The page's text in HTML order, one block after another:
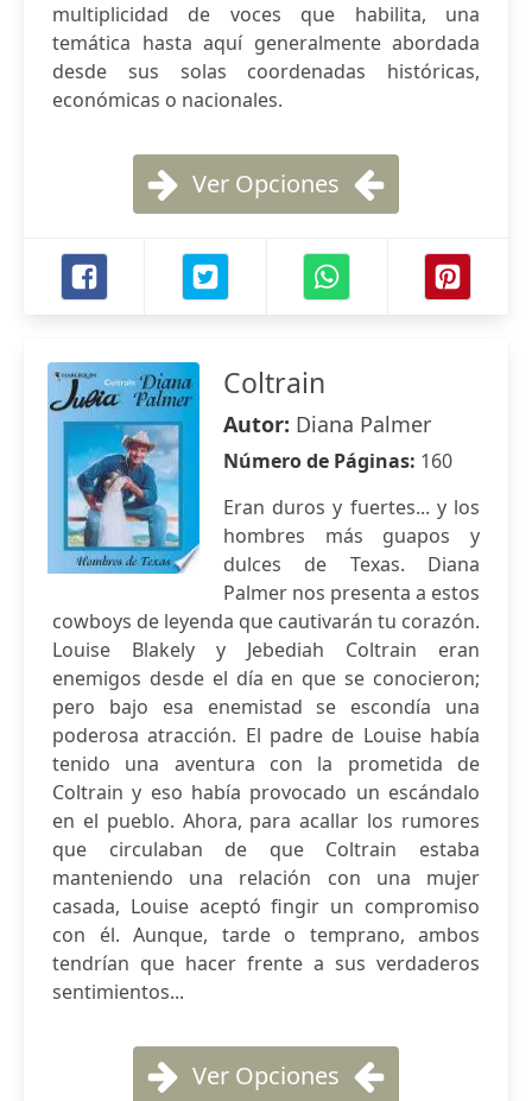
multiplicidad de voces que habilita, una
temática hasta aquí generalmente abordada
desde sus solas coordenadas históricas,
económicas o nacionales.
Ver Opciones
Coltrain
Autor: Diana Palmer
Número de Páginas: 160
Eran duros y fuertes... y los
hombres más guapos y
dulces de Texas. Diana
Palmer nos presenta a estos
cowboys de leyenda que cautivarán tu corazón.
Louise Blakely y Jebediah Coltrain eran
enemigos desde el día en que se conocieron;
pero bajo esa enemistad se escondía una
poderosa atracción. El padre de Louise había
tenido una aventura con la prometida de
Coltrain y eso había provocado un escándalo
en el pueblo. Ahora, para acallar los rumores
que circulaban de que Coltrain estaba
manteniendo una relación con una mujer
casada, Louise aceptó fingir un compromiso
con él. Aunque, tarde o temprano, ambos
tendrían que hacer frente a sus verdaderos
sentimientos...
Ver Opciones